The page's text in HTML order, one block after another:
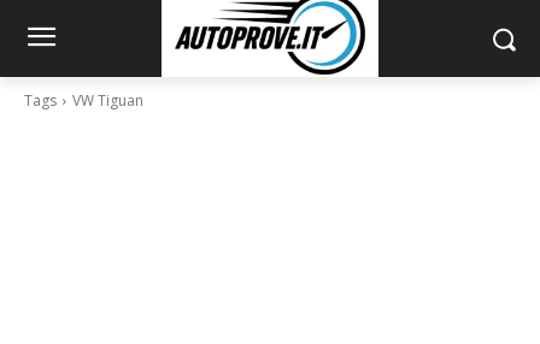
Tags VW Tiguan